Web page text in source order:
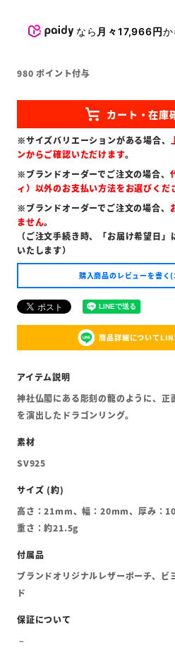
なら 月々17,966円
980 ポイント付与
※サイズバリエーションがある場合、
ンからご確認いただけます。
※ブランドオーダーでご注文の場合、
ィ）以外のお支払い方法をお選びくだ
※ブランドオーダーでご注文の場合、
ません。
（ご注文手続き時、「お届け希望日
いたします）
購入商品のレビューを書く
商品詳細について
神社仏閣にある彫刻の龍のように、
を演出したドラゴンリング。
SV925
高さ：21mm、幅：20mm、厚み：
重さ：約21.5g
ブランドオリジナルレザーポーチ、ビ
ド